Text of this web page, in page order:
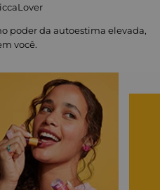
poder da autoestima elevada,
você.